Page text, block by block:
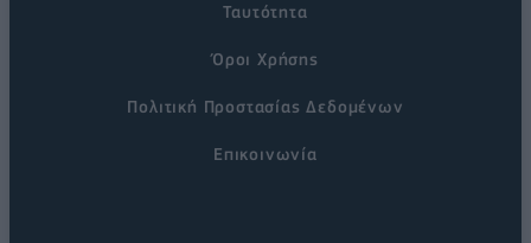
Ταυτότητα
Όροι Χρήσης
Πολιτική Προστασίας Δεδομένων
Επικοινωνία